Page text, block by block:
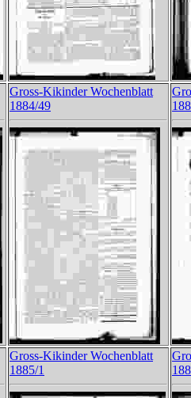
Gross-Kikinder Wochenblatt
1884/49
Gross-Kikinder Wochenblatt
1885/1